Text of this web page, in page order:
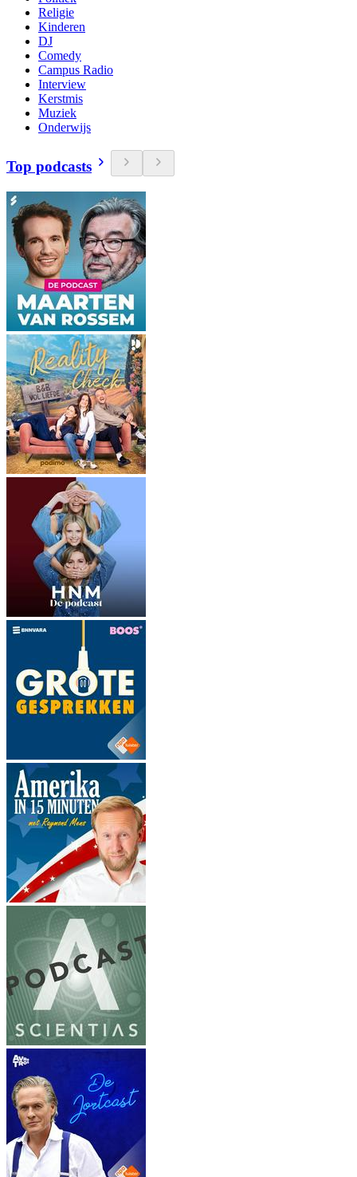
Religie
Kinderen
DJ
Comedy
Campus Radio
Interview
Kerstmis
Muziek
Onderwijs
Top podcasts